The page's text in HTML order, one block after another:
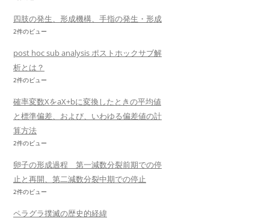
四肢の発生、形成機構、手指の発生・形成
2件のビュー
post hoc sub analysis ポストホックサブ解
析とは？
2件のビュー
確率変数XをaX+bに変換したときの平均値
と標準偏差、および、いわゆる偏差値の計
算方法
2件のビュー
卵子の形成過程 第一減数分裂前期での停
止と再開、第二減数分裂中期での停止
2件のビュー
ペラグラ撲滅の歴史的経緯